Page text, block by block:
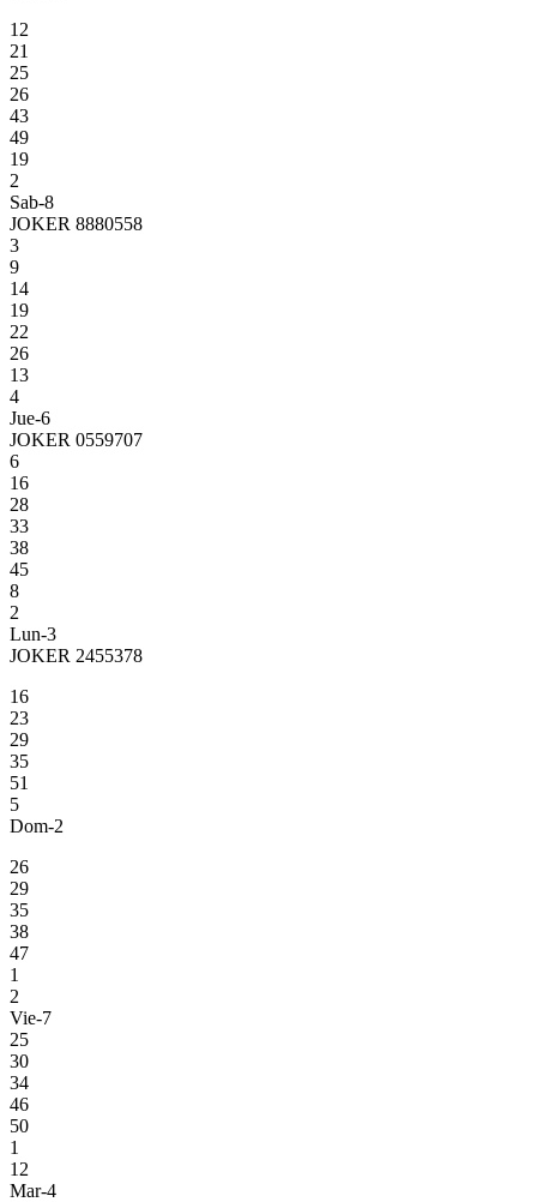
12
21
25
26
43
49
19
2
Sab-8
JOKER 8880558
3
9
14
19
22
26
13
4
Jue-6
JOKER 0559707
6
16
28
33
38
45
8
2
Lun-3
JOKER 2455378
16
23
29
35
51
5
Dom-2
26
29
35
38
47
1
2
Vie-7
25
30
34
46
50
1
12
Mar-4